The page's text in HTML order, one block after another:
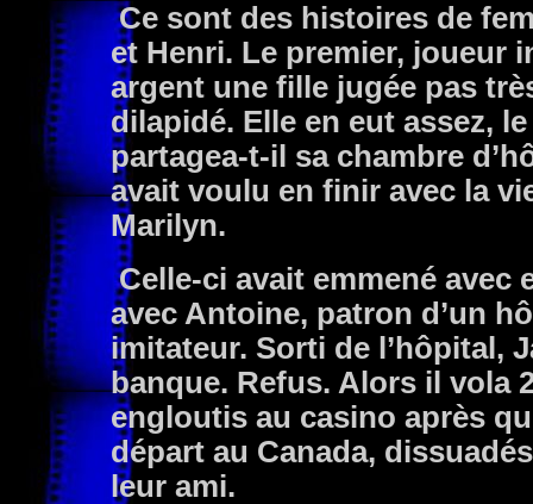
Ce sont des histoires de
et Henri. Le premier, joueur
argent une fille jugée pas
dilapidé. Elle en eut assez,
partagea-t-il sa chambre
avait voulu en finir avec la
Marilyn.
Celle-ci avait emmené avec
avec Antoine, patron d’un
imitateur. Sorti de l’hôpital,
banque. Refus. Alors il vola
engloutis au casino après
départ au Canada,
leur ami.